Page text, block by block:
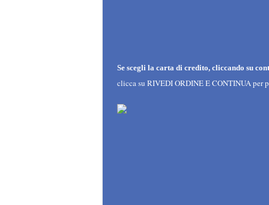
Se scegli la carta di credito, cliccando su
clicca su RIVEDI ORDINE E CONTINUAper